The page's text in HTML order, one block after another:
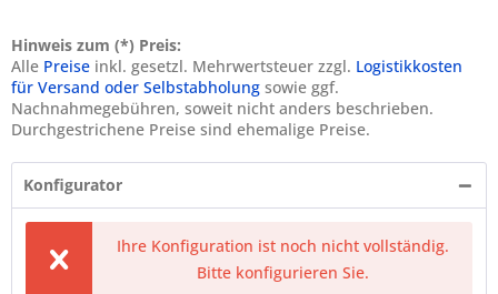
Hinweis zum (*) Preis:
Alle Preise inkl. gesetzl. Mehrwertsteuer zzgl. Logistikkosten
für Versand oder Selbstabholung sowie ggf.
Nachnahmegebühren, soweit nicht anders beschrieben.
Durchgestrichene Preise sind ehemalige Preise.
Konfigurator
Ihre Konfiguration ist noch nicht vollständig.
Bitte konfigurieren Sie.